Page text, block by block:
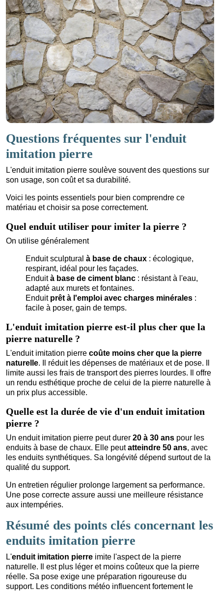
Questions fréquentes sur l'enduit
imitation pierre
L'enduit imitation pierre soulève souvent des questions sur
son usage, son coût et sa durabilité.
Voici les points essentiels pour bien comprendre ce
matériau et choisir sa pose correctement.
Quel enduit utiliser pour imiter la pierre ?
On utilise généralement
Enduit sculptural à base de chaux : écologique,
respirant, idéal pour les façades.
Enduità base de ciment blanc : résistant à l'eau,
adapté aux murets et fontaines.
Enduit prêt à l'emploi avec charges minérales :
facile à poser, gain de temps.
L'enduit imitation pierre est-il plus cher que la
pierre naturelle ?
L'enduit imitation pierre coûte moins cher que la pierre
naturelle. Il réduit les dépenses de matériaux et de pose. Il
limite aussi les frais de transport des pierres lourdes. Il offre
un rendu esthétique proche de celui de la pierre naturelle à
un prix plus accessible.
Quelle est la durée de vie d'un enduit imitation
pierre ?
Un enduit imitation pierre peut durer 20 à 30 ans pour les
enduits à base de chaux. Elle peutatteindre 50 ans, avec
les enduits synthétiques. Sa longévité dépend surtout de la
qualité du support.
Un entretien régulier prolonge largement sa performance.
Une pose correcte assure aussi une meilleure résistance
aux intempéries.
Résumé des points clés concernant les
enduits imitation pierre
L'enduit imitation pierre imite l'aspect de la pierre
naturelle. Il est plus léger et moins coûteux que la pierre
réelle. Sa pose exige une préparation rigoureuse du
support. Les conditions météo influencent fortement le